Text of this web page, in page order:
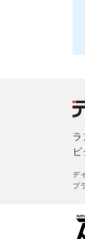
ラ
デ
プ